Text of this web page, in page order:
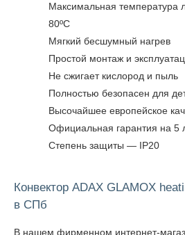
Максимальная температура
80ºC
Мягкий бесшумный нагрев
Простой монтаж и
Не сжигает кислород и пыль
Полностью безопасен для
Высочайшее европейское
Официальная гарантия на 5
Степень защиты — IP20
Конвектор ADAX GLAMOX
в СПб
В нашем фирменном интернет-